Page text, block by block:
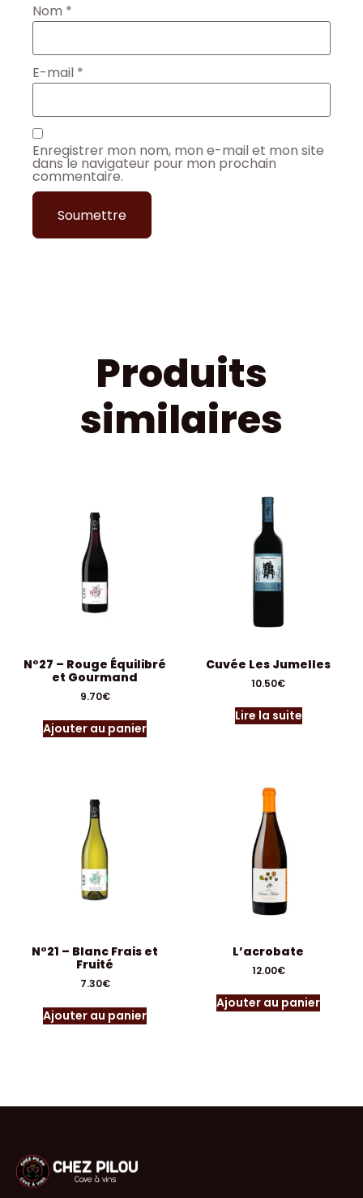
Nom *
E-mail *
Enregistrer mon nom, mon e-mail et mon site
dans le navigateur pour mon prochain
commentaire.
Produits
similaires
N°27 – Rouge Équilibré
et Gourmand
9.70€
Ajouter au panier
Cuvée Les Jumelles
10.50€
Lire la suite
N°21 – Blanc Frais et
Fruité
7.30€
Ajouter au panier
L’acrobate
12.00€
Ajouter au panier